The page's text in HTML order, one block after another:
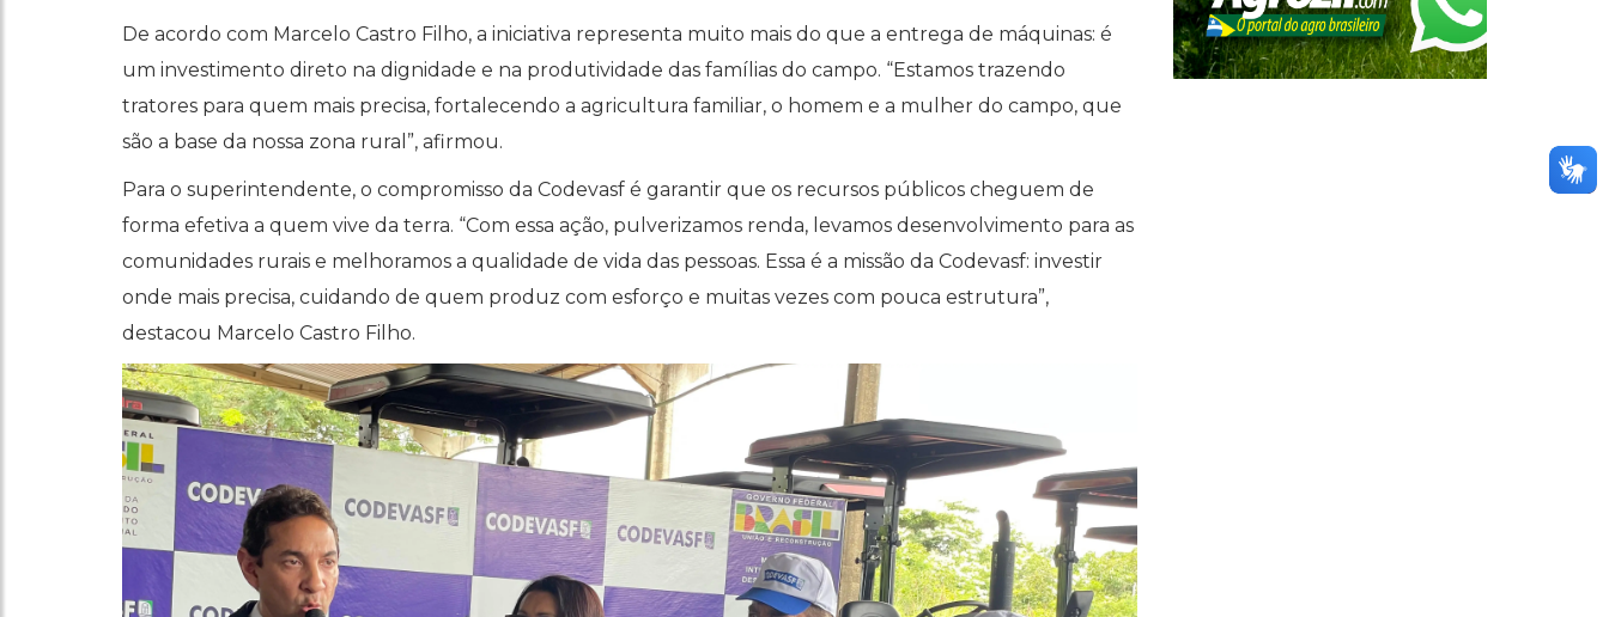
De acordo com Marcelo Castro Filho, a iniciativa representa muito mais do que a entrega de máquinas: é
um investimento direto na dignidade e na produtividade das famílias do campo. “Estamos trazendo
tratores para quem mais precisa, fortalecendo a agricultura familiar, o homem e a mulher do campo, que
são a base da nossa zona rural”, afirmou.
Para o superintendente, o compromisso da Codevasf é garantir que os recursos públicos cheguem de
forma efetiva a quem vive da terra. “Com essa ação, pulverizamos renda, levamos desenvolvimento para as
comunidades rurais e melhoramos a qualidade de vida das pessoas. Essa é a missão da Codevasf: investir
onde mais precisa, cuidando de quem produz com esforço e muitas vezes com pouca estrutura”,
destacou Marcelo Castro Filho.